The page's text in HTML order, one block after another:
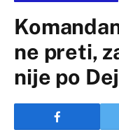
ne preti,
nije po